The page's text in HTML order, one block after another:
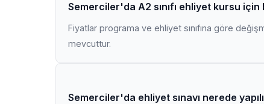
Semerciler'da A2 sınıfı ehliyet kursu
Fiyatlar programa ve ehliyet sınıfına göre
mevcuttur.
Semerciler'da ehliyet sınavı nerede